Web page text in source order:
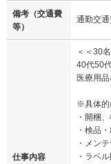
備考（交通費
等）
通勤交通
仕事内容
＜＜30
40代50
医療用
※具体的
・開梱
・検品
・メン
・ラベ